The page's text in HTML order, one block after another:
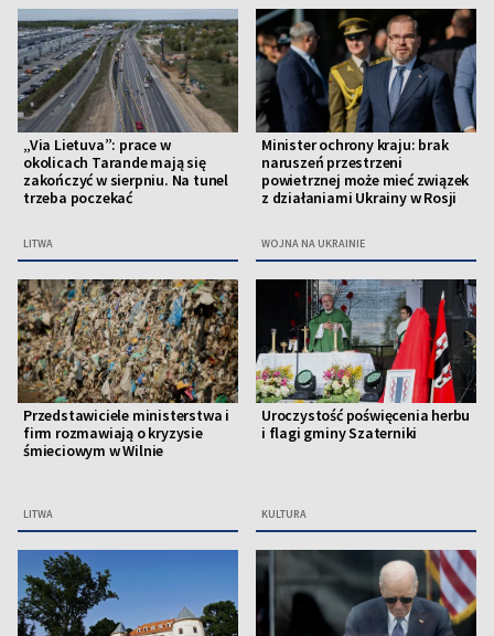
„Via Lietuva”: prace w
okolicach Tarande mają się
zakończyć w sierpniu. Na tunel
trzeba poczekać
LITWA
Minister ochrony kraju: brak
naruszeń przestrzeni
powietrznej może mieć związek
z działaniami Ukrainy w Rosji
WOJNA NA UKRAINIE
Przedstawiciele ministerstwa i
firm rozmawiają o kryzysie
śmieciowym w Wilnie
LITWA
Uroczystość poświęcenia herbu
i flagi gminy Szaterniki
KULTURA